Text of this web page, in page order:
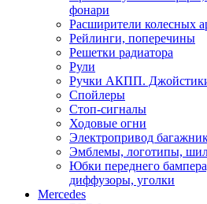
фонари
Расширители колесных
Рейлинги, поперечины
Решетки радиатора
Рули
Ручки АКПП.
Спойлеры
Стоп-сигналы
Ходовые огни
Электропривод
Эмблемы, логотипы,
Юбки переднего
диффузоры, уголки
Mercedes